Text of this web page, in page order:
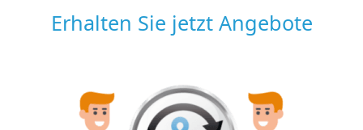
Erhalten Sie jetzt Angebote